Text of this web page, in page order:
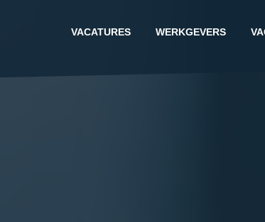
VACATURES WERKGEVERS